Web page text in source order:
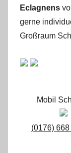
Eclagnens
gerne
Großraum
Mobil
(0176)